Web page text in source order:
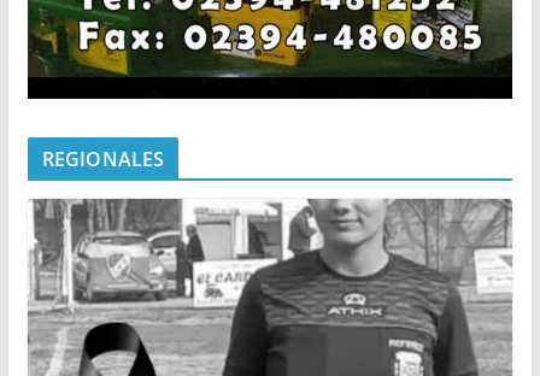
REGIONALES